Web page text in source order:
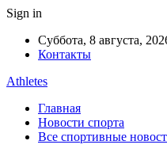
Sign in
Суббота, 8 августа,
Контакты
Athletes
Главная
Новости спорта
Все спортивные